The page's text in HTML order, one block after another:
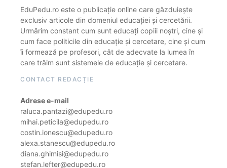
EduPedu.ro este o publicație online care găzduiește
exclusiv articole din domeniul educației și cercetării.
Urmărim constant cum sunt educați copiii noștri, cine și
cum face politicile din educație și cercetare, cine și cum
îi formează pe profesori, cât de adecvate la lumea în
care trăim sunt sistemele de educație și cercetare.
CONTACT REDACȚIE
Adrese e-mail
raluca.pantazi@edupedu.ro
mihai.peticila@edupedu.ro
costin.ionescu@edupedu.ro
alexa.stanescu@edupedu.ro
diana.ghimisi@edupedu.ro
stefan.lefter@edupedu.ro